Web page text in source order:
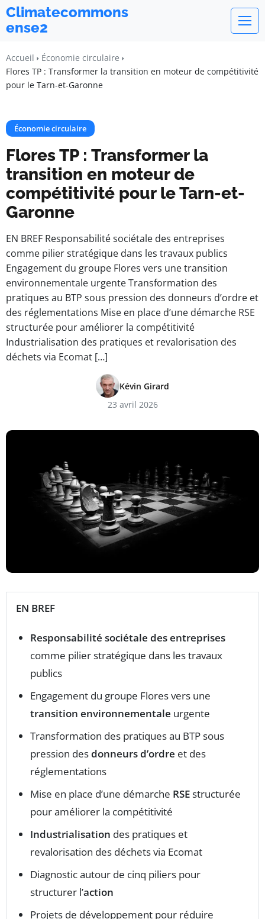
Climatecommons
ense2
Accueil
Économie circulaire
Flores TP : Transformer la transition en moteur de compétitivité
pour le Tarn-et-Garonne
Économie circulaire
Flores TP : Transformer la
transition en moteur de
compétitivité pour le Tarn-et-
Garonne
EN BREF Responsabilité sociétale des entreprises
comme pilier stratégique dans les travaux publics
Engagement du groupe Flores vers une transition
environnementale urgente Transformation des
pratiques au BTP sous pression des donneurs d’ordre et
des réglementations Mise en place d’une démarche RSE
structurée pour améliorer la compétitivité
Industrialisation des pratiques et revalorisation des
déchets via Ecomat […]
Kévin Girard
23 avril 2026
EN BREF
Responsabilité sociétale des entreprises
comme pilier stratégique dans les travaux
publics
Engagement du groupe Flores vers une
transition environnementale urgente
Transformation des pratiques au BTP sous
pression desdonneurs d’ordre et des
réglementations
Mise en place d’une démarche RSEstructurée
pour améliorer la compétitivité
Industrialisation des pratiques et
revalorisation des déchets via Ecomat
Diagnostic autour de cinq piliers pour
structurer l’action
Projets de développement pour réduire